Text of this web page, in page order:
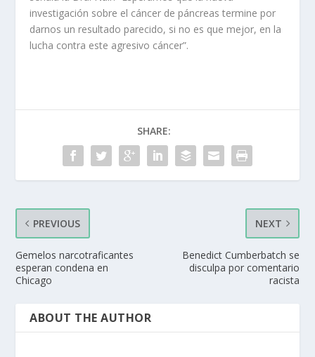
investigación sobre el cáncer de páncreas termine por
darnos un resultado parecido, si no es que mejor, en la
lucha contra este agresivo cáncer”.
SHARE:
PREVIOUS
Gemelos narcotraficantes
esperan condena en
Chicago
NEXT
Benedict Cumberbatch se
disculpa por comentario
racista
ABOUT THE AUTHOR